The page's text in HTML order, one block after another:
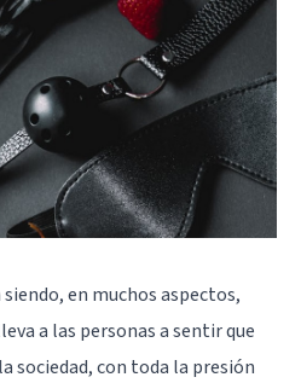
en muchos aspectos,
a las personas a sentir que
sociedad, con toda la presión